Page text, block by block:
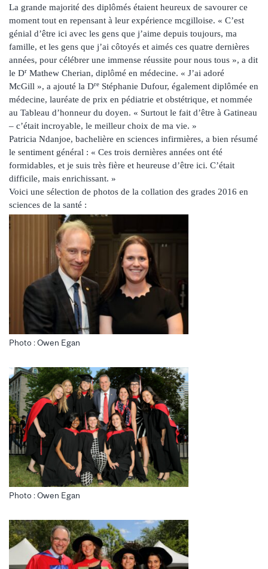
La grande majorité des diplômés étaient heureux de savourer ce
moment tout en repensant à leur expérience mcgilloise. « C’est
génial d’être ici avec les gens que j’aime depuis toujours, ma
famille, et les gens que j’ai côtoyés et aimés ces quatre dernières
années, pour célébrer une immense réussite pour nous tous », a dit
le Dr Mathew Cherian, diplômé en médecine. « J’ai adoré
McGill », a ajouté la Dre Stéphanie Dufour, également diplômée en
médecine, lauréate de prix en pédiatrie et obstétrique, et nommée
au Tableau d’honneur du doyen. « Surtout le fait d’être à Gatineau
– c’était incroyable, le meilleur choix de ma vie. »
Patricia Ndanjoe, bachelière en sciences infirmières, a bien résumé
le sentiment général : « Ces trois dernières années ont été
formidables, et je suis très fière et heureuse d’être ici. C’était
difficile, mais enrichissant. »
Voici une sélection de photos de la collation des grades 2016 en
sciences de la santé :
Photo : Owen Egan
Photo : Owen Egan